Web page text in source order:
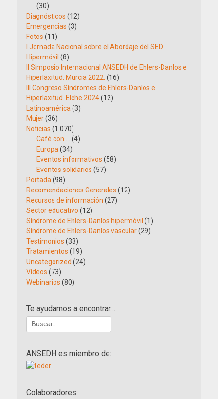
(30)
Diagnósticos (12)
Emergencias (3)
Fotos (11)
I Jornada Nacional sobre el Abordaje del SED
Hipermóvil (8)
II Simposio Internacional ANSEDH de Ehlers-Danlos e
Hiperlaxitud. Murcia 2022. (16)
III Congreso Síndromes de Ehlers-Danlos e
Hiperlaxitud. Elche 2024(12)
Latinoamérica (3)
Mujer(36)
Noticias (1.070)
Café con …
(4)
Europa (34)
Eventos informativos (58)
Eventos solidarios (57)
Portada (98)
Recomendaciones Generales (12)
Recursos de información (27)
Sector educativo (12)
Síndrome de Ehlers-Danlos hipermóvil (1)
Síndrome de Ehlers-Danlos vascular(29)
Testimonios (33)
Tratamientos (19)
Uncategorized (24)
Vídeos (73)
Webinarios (80)
Te ayudamos a encontrar…
Buscar:
ANSEDH es miembro de:
Colaboradores: